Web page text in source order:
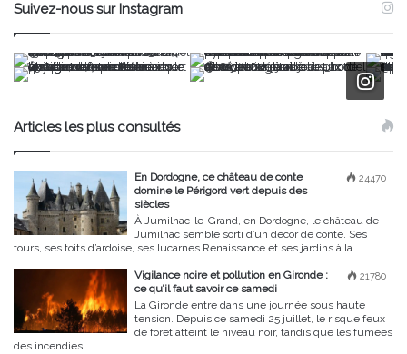
Suivez-nous sur Instagram
Articles les plus consultés
24470
En Dordogne, ce château de conte
domine le Périgord vert depuis des
siècles
À Jumilhac-le-Grand, en Dordogne, le château de
Jumilhac semble sorti d’un décor de conte. Ses
tours, ses toits d’ardoise, ses lucarnes Renaissance et ses jardins à la...
21780
Vigilance noire et pollution en Gironde :
ce qu’il faut savoir ce samedi
La Gironde entre dans une journée sous haute
tension. Depuis ce samedi 25 juillet, le risque feux
de forêt atteint le niveau noir, tandis que les fumées
des incendies...